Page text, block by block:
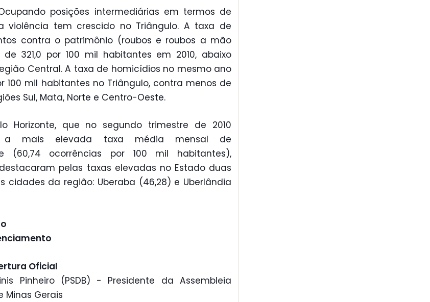
posições intermediárias em termos de
violência tem crescido no Triângulo. A taxa de
contra o patrimônio (roubos e roubos a mão
321,0 por 100 mil habitantes em 2010, abaixo
Central. A taxa de homicídios no mesmo ano
100 mil habitantes no Triângulo, contra menos de
Sul, Mata, Norte e Centro-Oeste.
Horizonte, que no segundo trimestre de 2010
a mais elevada taxa média mensal de
(60,74 ocorrências por 100 mil habitantes),
pelas taxas elevadas no Estado duas
cidades da região: Uberaba (46,28) e Uberlândia
Oficial
Pinheiro (PSDB) - Presidente da Assembleia
Minas Gerais